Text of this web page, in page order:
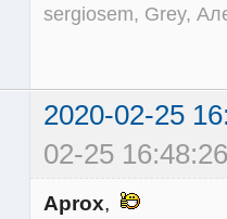
sergiosem, Grey,
2020-02-25
02-25
Aprox,